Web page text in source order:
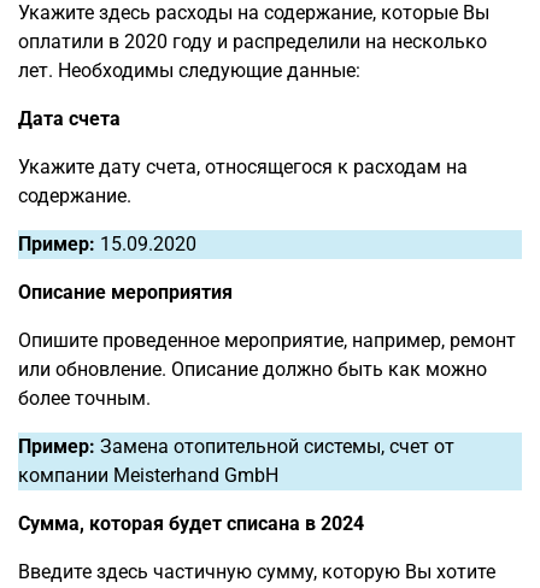
Укажите здесь расходы на содержание, которые Вы
оплатили в 2020 году и распределили на несколько
лет. Необходимы следующие данные:
Дата счета
Укажите дату счета, относящегося к расходам на
содержание.
Пример: 15.09.2020
Описание мероприятия
Опишите проведенное мероприятие, например, ремонт
или обновление. Описание должно быть как можно
более точным.
Пример: Замена отопительной системы, счет от
компании Meisterhand GmbH
Сумма, которая будет списана в 2024
Введите здесь частичную сумму, которую Вы хотите